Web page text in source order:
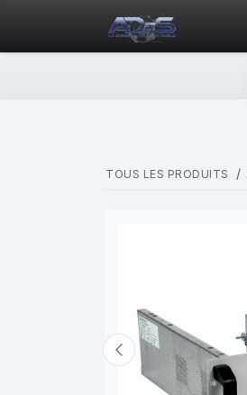
TOUS LES PRODUITS